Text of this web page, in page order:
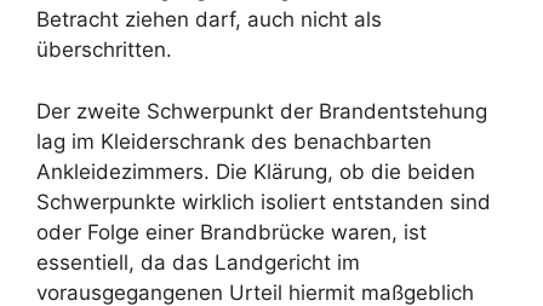
Betracht ziehen darf, auch nicht als
überschritten.
Der zweite Schwerpunkt der Brandentstehung
lag im Kleiderschrank des benachbarten
Ankleidezimmers. Die Klärung, ob die beiden
Schwerpunkte wirklich isoliert entstanden sind
oder Folge einer Brandbrücke waren, ist
essentiell, da das Landgericht im
vorausgegangenen Urteil hiermit maßgeblich